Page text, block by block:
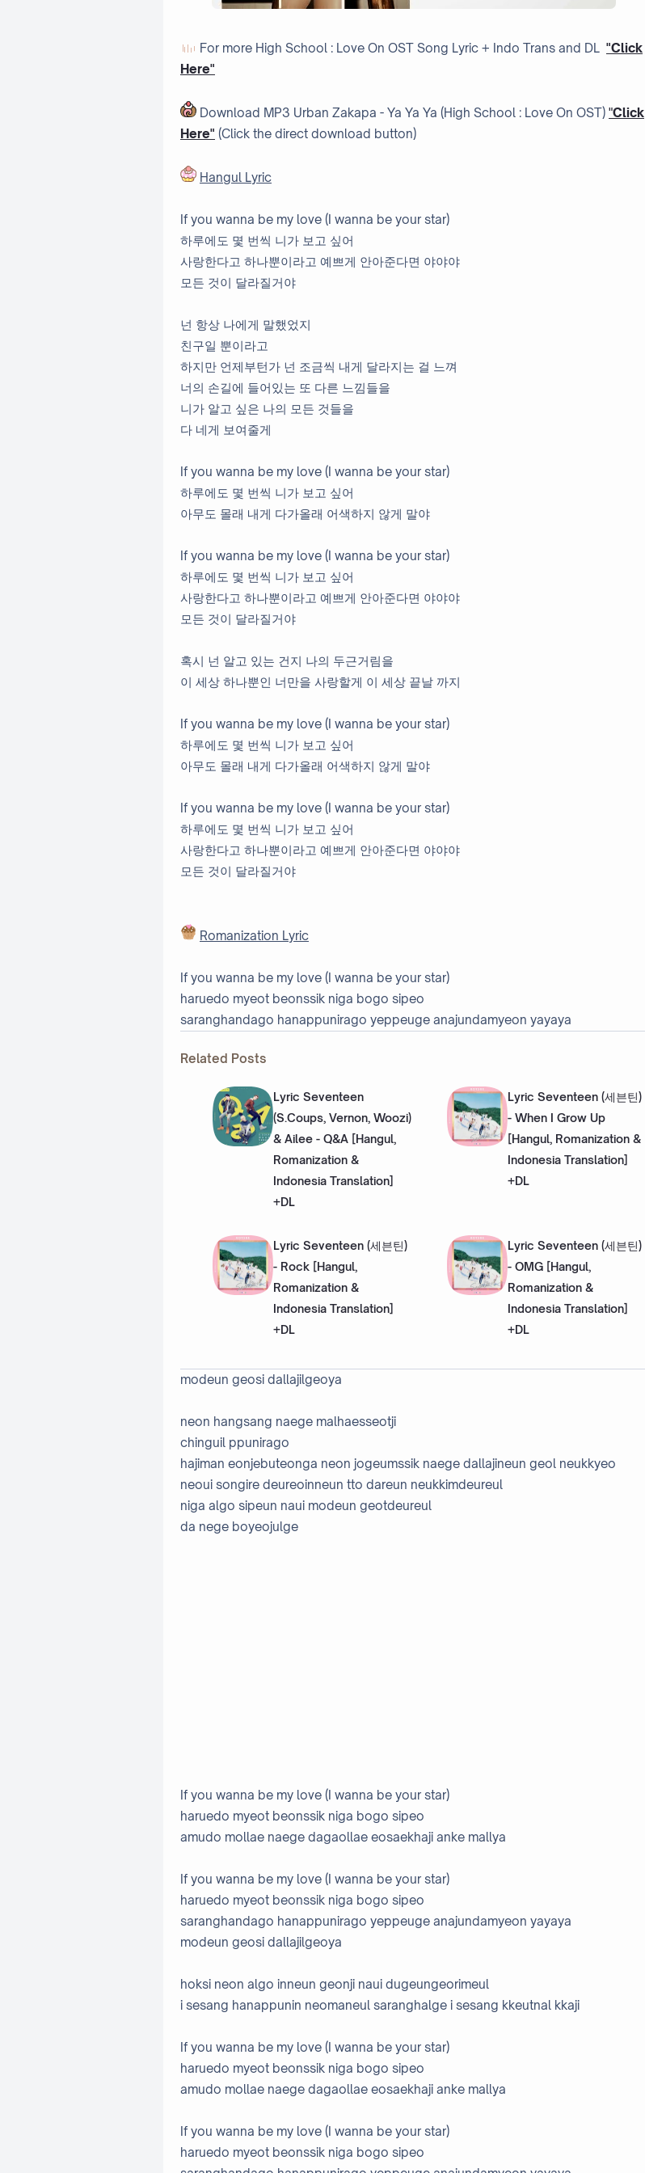
For more High School : Love On OST Song Lyric + Indo Trans and DL "Click
Here"
Download MP3 Urban Zakapa - Ya Ya Ya (High School : Love On OST) "Click
Here" (Click the direct download button)
Hangul Lyric
If you wanna be my love (I wanna be your star)
하루에도 몇 번씩 니가 보고 싶어
사랑한다고 하나뿐이라고 예쁘게 안아준다면 야야야
모든 것이 달라질거야
넌 항상 나에게 말했었지
친구일 뿐이라고
하지만 언제부턴가 넌 조금씩 내게 달라지는 걸 느껴
너의 손길에 들어있는 또 다른 느낌들을
니가 알고 싶은 나의 모든 것들을
다 네게 보여줄게
If you wanna be my love (I wanna be your star)
하루에도 몇 번씩 니가 보고 싶어
아무도 몰래 내게 다가올래 어색하지 않게 말야
If you wanna be my love (I wanna be your star)
하루에도 몇 번씩 니가 보고 싶어
사랑한다고 하나뿐이라고 예쁘게 안아준다면 야야야
모든 것이 달라질거야
혹시 넌 알고 있는 건지 나의 두근거림을
이 세상 하나뿐인 너만을 사랑할게 이 세상 끝날 까지
If you wanna be my love (I wanna be your star)
하루에도 몇 번씩 니가 보고 싶어
아무도 몰래 내게 다가올래 어색하지 않게 말야
If you wanna be my love (I wanna be your star)
하루에도 몇 번씩 니가 보고 싶어
사랑한다고 하나뿐이라고 예쁘게 안아준다면 야야야
모든 것이 달라질거야
Romanization Lyric
If you wanna be my love (I wanna be your star)
haruedo myeot beonssik niga bogo sipeo
saranghandago hanappunirago yeppeuge anajundamyeon yayaya
Related Posts
Lyric Seventeen
(S.Coups, Vernon, Woozi)
& Ailee - Q&A [Hangul,
Romanization &
Indonesia Translation]
+DL
Lyric Seventeen (세븐틴)
- When I Grow Up
[Hangul, Romanization &
Indonesia Translation]
+DL
Lyric Seventeen (세븐틴)
- Rock [Hangul,
Romanization &
Indonesia Translation]
+DL
Lyric Seventeen (세븐틴)
- OMG [Hangul,
Romanization &
Indonesia Translation]
+DL
modeun geosi dallajilgeoya
neon hangsang naege malhaesseotji
chinguil ppunirago
hajiman eonjebuteonga neon jogeumssik naege dallajineun geol neukkyeo
neoui songire deureoinneun tto dareun neukkimdeureul
niga algo sipeun naui modeun geotdeureul
da nege boyeojulge
If you wanna be my love (I wanna be your star)
haruedo myeot beonssik niga bogo sipeo
amudo mollae naege dagaollae eosaekhaji anke mallya
If you wanna be my love (I wanna be your star)
haruedo myeot beonssik niga bogo sipeo
saranghandago hanappunirago yeppeuge anajundamyeon yayaya
modeun geosi dallajilgeoya
hoksi neon algo inneun geonji naui dugeungeorimeul
i sesang hanappunin neomaneul saranghalge i sesang kkeutnal kkaji
If you wanna be my love (I wanna be your star)
haruedo myeot beonssik niga bogo sipeo
amudo mollae naege dagaollae eosaekhaji anke mallya
If you wanna be my love (I wanna be your star)
haruedo myeot beonssik niga bogo sipeo